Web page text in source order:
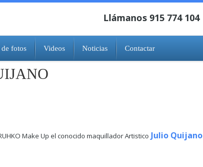
fotos Videos Noticias Contactar
Make Up el conocido maquillador Artistico Julio Quijano